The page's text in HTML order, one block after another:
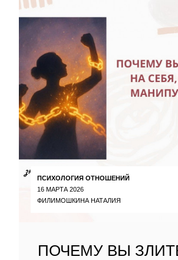
ПСИХОЛОГИЯ ОТНОШЕНИЙ
16 МАРТА 2026
ФИЛИМОШКИНА НАТАЛИЯ
ПОЧЕМУ ВЫ